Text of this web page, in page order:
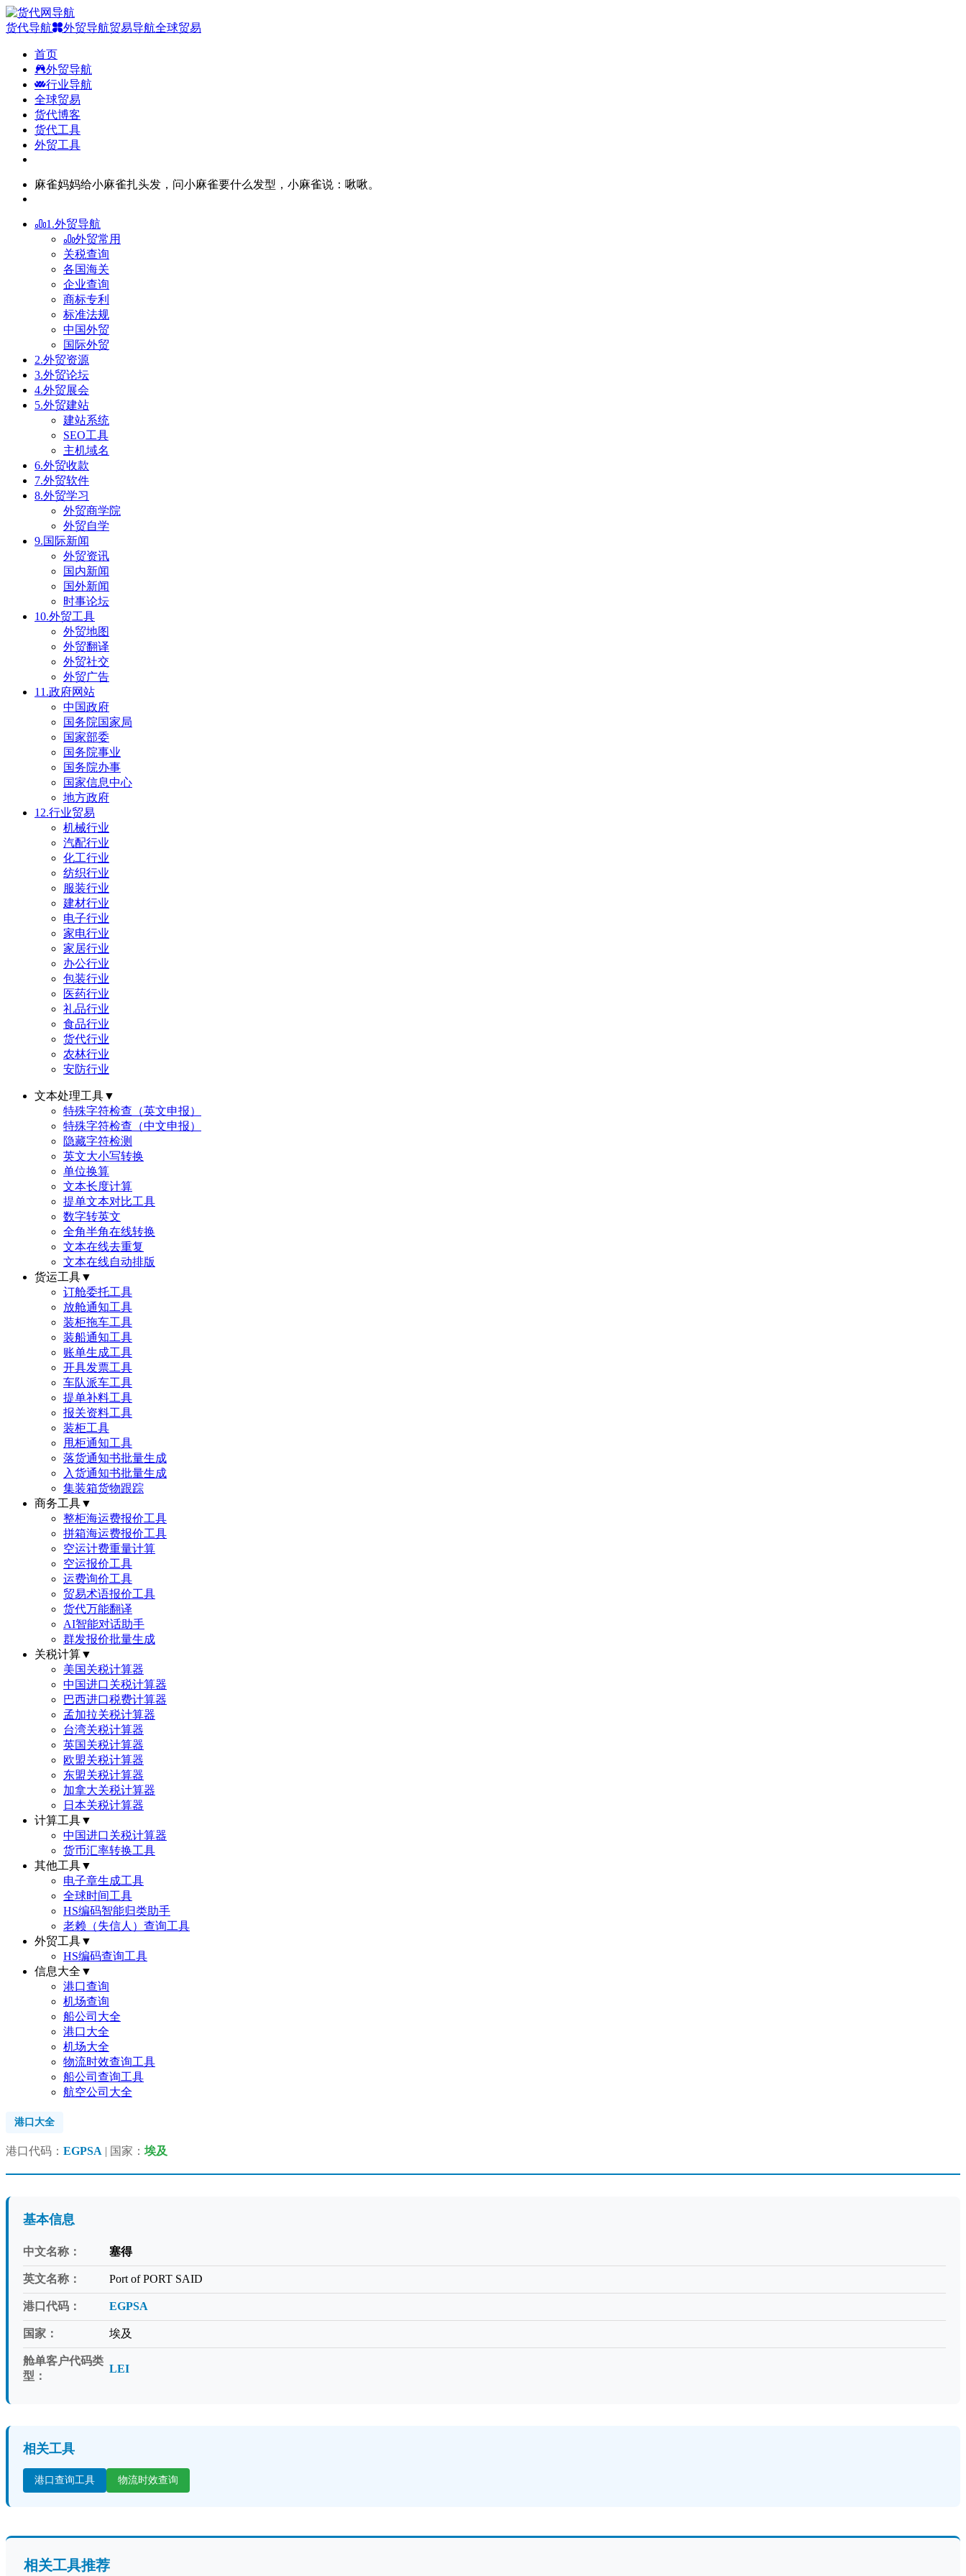
货代导航 外贸导航贸易导航全球贸易
首页
外贸导航
行业导航
全球贸易
货代博客
货代工具
外贸工具
麻雀妈妈给小麻雀扎头发，问小麻雀要什么发型，小麻雀说：啾啾。
1.外贸导航
外贸常用
关税查询
各国海关
企业查询
商标专利
标准法规
中国外贸
国际外贸
2.外贸资源
3.外贸论坛
4.外贸展会
5.外贸建站
建站系统
SEO工具
主机域名
6.外贸收款
7.外贸软件
8.外贸学习
外贸商学院
外贸自学
9.国际新闻
外贸资讯
国内新闻
国外新闻
时事论坛
10.外贸工具
外贸地图
外贸翻译
外贸社交
外贸广告
11.政府网站
中国政府
国务院国家局
国家部委
国务院事业
国务院办事
国家信息中心
地方政府
12.行业贸易
机械行业
汽配行业
化工行业
纺织行业
服装行业
建材行业
电子行业
家电行业
家居行业
办公行业
包装行业
医药行业
礼品行业
食品行业
货代行业
农林行业
安防行业
文本处理工具▼
特殊字符检查（英文申报）
特殊字符检查（中文申报）
隐藏字符检测
英文大小写转换
单位换算
文本长度计算
提单文本对比工具
数字转英文
全角半角在线转换
文本在线去重复
文本在线自动排版
货运工具▼
订舱委托工具
放舱通知工具
装柜拖车工具
装船通知工具
账单生成工具
开具发票工具
车队派车工具
提单补料工具
报关资料工具
装柜工具
甩柜通知工具
落货通知书批量生成
入货通知书批量生成
集装箱货物跟踪
商务工具▼
整柜海运费报价工具
拼箱海运费报价工具
空运计费重量计算
空运报价工具
运费询价工具
贸易术语报价工具
货代万能翻译
AI智能对话助手
群发报价批量生成
关税计算▼
美国关税计算器
中国进口关税计算器
巴西进口税费计算器
孟加拉关税计算器
台湾关税计算器
英国关税计算器
欧盟关税计算器
东盟关税计算器
加拿大关税计算器
日本关税计算器
计算工具▼
中国进口关税计算器
货币汇率转换工具
其他工具▼
电子章生成工具
全球时间工具
HS编码智能归类助手
老赖（失信人）查询工具
外贸工具▼
HS编码查询工具
信息大全 ▼
港口查询
机场查询
船公司大全
港口大全
机场大全
物流时效查询工具
船公司查询工具
航空公司大全
港口大全
港口代码： EGPSA | 国家： 埃及
基本信息
中文名称： 塞得
英文名称： Port of PORT SAID
港口代码： EGPSA
国家： 埃及
舱单客户代码类
型：
LEI
相关工具
港口查询工具 物流时效查询
相关工具推荐